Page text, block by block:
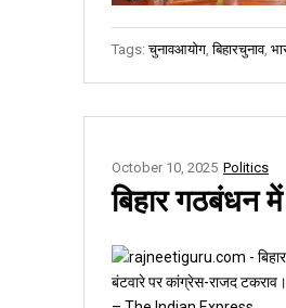
Tags:चुनावआयोग,बिहारचुनाव,
Politics
October 10, 2025
बिहार गठबंधन